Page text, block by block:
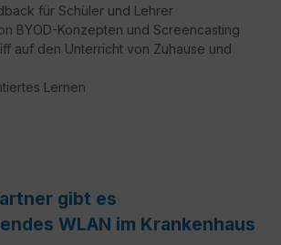
für Schüler und Lehrer
BYOD-Konzepten und Screencasting
auf den Unterricht von Zuhause und
Lernen
gibt es
WLAN im Krankenhaus